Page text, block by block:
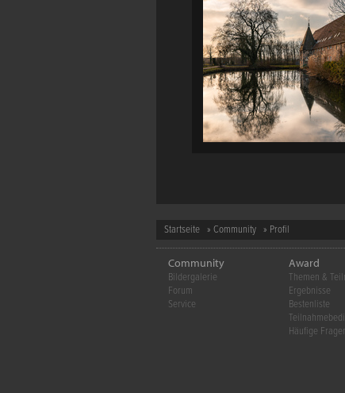
Startseite » Community » Profil
Community
Bildergalerie
Forum
Service
Award
Themen &
Ergebnisse
Bestenliste
Häufige